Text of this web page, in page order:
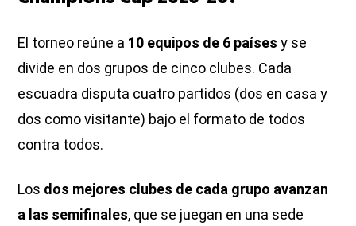
El torneo reúne a 10 equipos de 6 países y se
divide en dos grupos de cinco clubes. Cada
escuadra disputa cuatro partidos (dos en casa y
dos como visitante) bajo el formato de todos
contra todos.
Los dos mejores clubes de cada grupo avanzan
a las semifinales, que se juegan en una sede